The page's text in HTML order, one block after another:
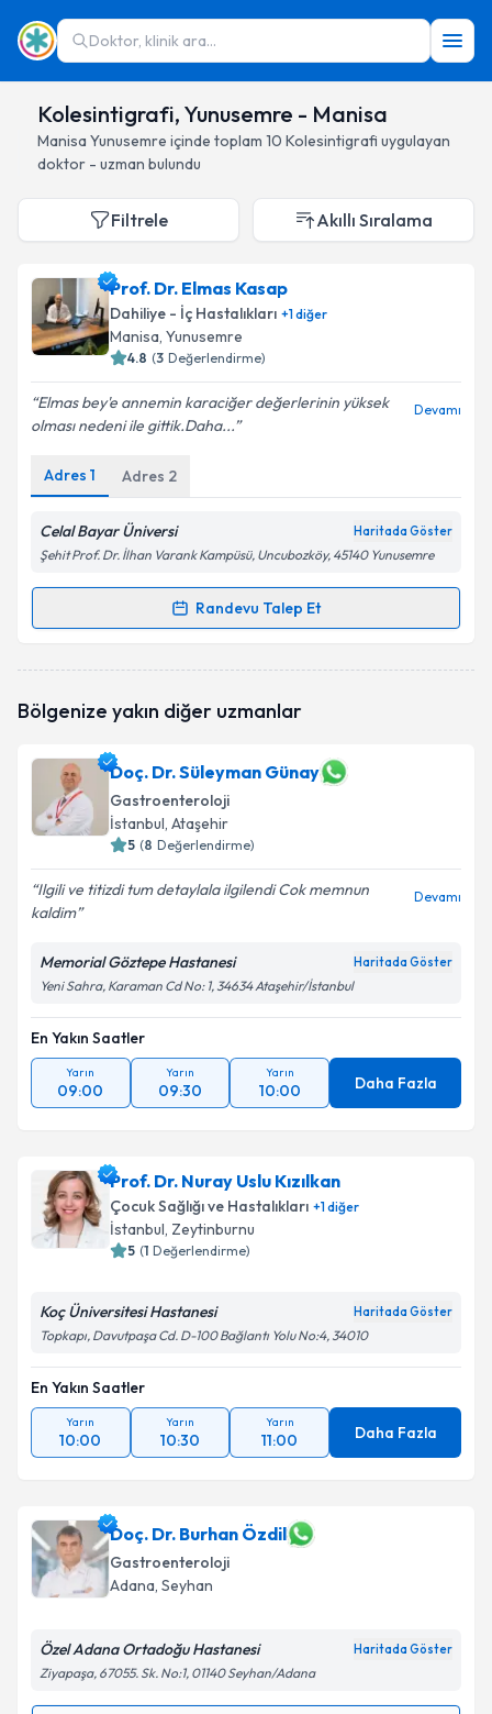
Doktor, klinik ara...
Kolesintigrafi, Yunusemre - Manisa
Manisa Yunusemre içinde toplam 10 Kolesintigrafi uygulayan
doktor - uzman bulundu
Filtrele Akıllı Sıralama
Prof. Dr. Elmas Kasap
Dahiliye - İç Hastalıkları +1diğer
Manisa, Yunusemre
4.8 (3 Değerlendirme)
Elmas bey'e annemin karaciğer değerlerinin yüksek
olması nedeni ile gittik.Daha...
Devamı
Adres 1 Adres 2
Celal Bayar Üniversi Haritada Göster
Şehit Prof. Dr. İlhan Varank Kampüsü, Uncubozköy, 45140 Yunusemre
Randevu Talep Et
Randevu Takvimi Talebi
oluşturun. Size bu uzmandan randevu almanız için bir
E-posta Adresiniz
Kişisel verilerimin işlenmesine ilişkinAydınlatma
Takvim Talebini Gönder
Bölgenize yakın diğer uzmanlar
Doç. Dr. Süleyman Günay
Gastroenteroloji
İstanbul, Ataşehir
5 (8 Değerlendirme)
Ilgili ve titizdi tum detaylala ilgilendi Cok memnun
kaldim
Devamı
Memorial Göztepe Hastanesi Haritada Göster
Yeni Sahra, Karaman Cd No: 1, 34634 Ataşehir/İstanbul
En Yakın Saatler
Yarın
09:00
Yarın
09:30
Yarın
10:00 Daha Fazla
Prof. Dr. Nuray Uslu Kızılkan
Çocuk Sağlığı ve Hastalıkları +1diğer
İstanbul, Zeytinburnu
5 (1 Değerlendirme)
Koç Üniversitesi Hastanesi Haritada Göster
Topkapı, Davutpaşa Cd. D-100 Bağlantı Yolu No:4, 34010
En Yakın Saatler
Yarın
10:00
Yarın
10:30
Yarın
11:00 Daha Fazla
Doç. Dr. Burhan Özdil
Gastroenteroloji
Adana, Seyhan
Özel Adana Ortadoğu Hastanesi Haritada Göster
Ziyapaşa, 67055. Sk. No:1, 01140 Seyhan/Adana